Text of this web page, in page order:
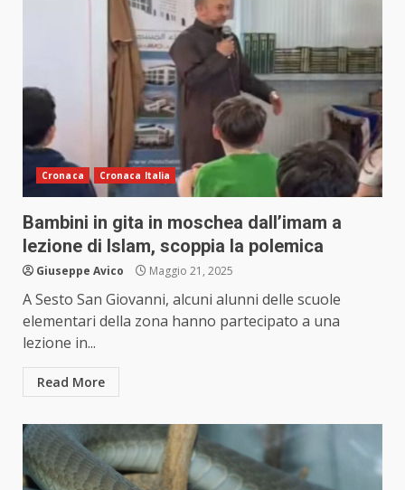
Cronaca Cronaca Italia
Bambini in gita in moschea dall’imam a
lezione di Islam, scoppia la polemica
Giuseppe Avico Maggio 21, 2025
A Sesto San Giovanni, alcuni alunni delle scuole
elementari della zona hanno partecipato a una
lezione in...
Read More